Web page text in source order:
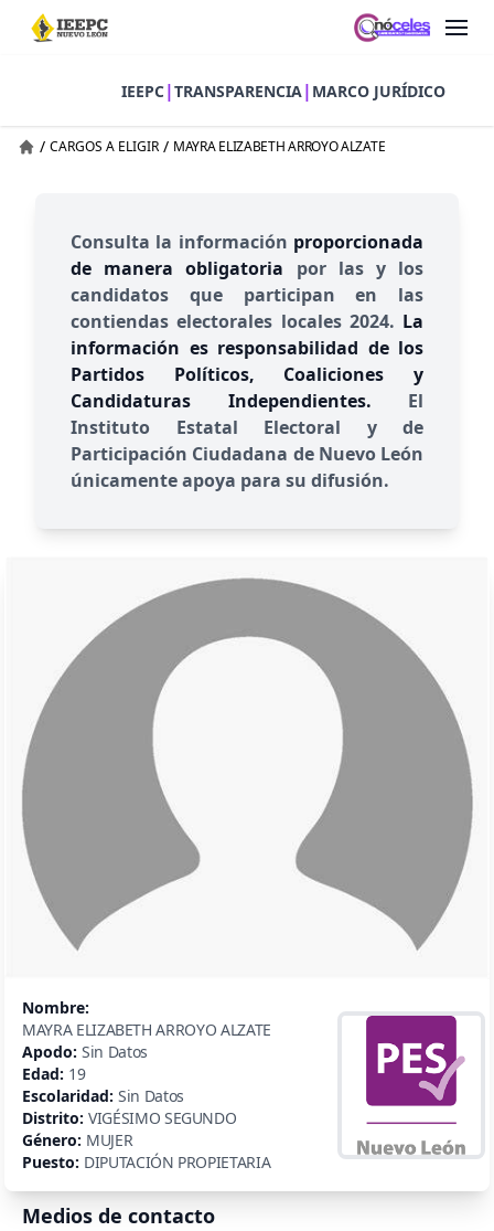
IEEPC|TRANSPARENCIA| MARCO JURÍDICO
/ CARGOS A ELIGIR / MAYRA ELIZABETH ARROYO ALZATE
Consulta la información proporcionada
de manera obligatoria por las y los
candidatos que participan en las
contiendas electorales locales 2024. La
información es responsabilidad de los
Partidos Políticos, Coaliciones y
Candidaturas Independientes. El
Instituto Estatal Electoral y de
Participación Ciudadana de Nuevo León
únicamente apoya para su difusión.
Nombre:
MAYRA ELIZABETH ARROYO ALZATE
Apodo: Sin Datos
Edad: 19
Escolaridad: Sin Datos
Distrito: VIGÉSIMO SEGUNDO
Género: MUJER
Puesto: DIPUTACIÓN PROPIETARIA
Medios de contacto